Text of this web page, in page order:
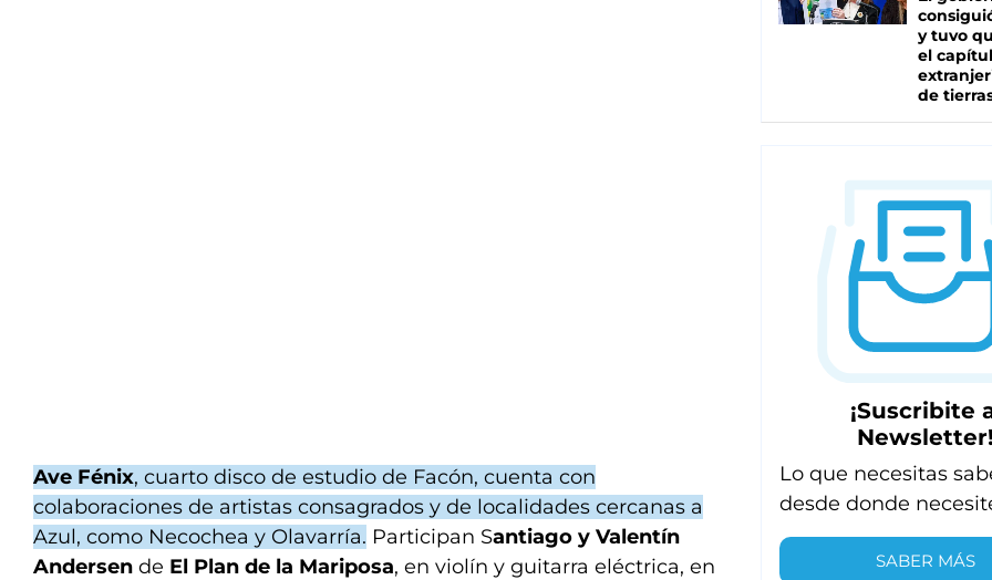
Ave Fénix, cuarto disco de estudio de Facón, cuenta con
colaboraciones de artistas consagrados y de localidades cercanas a
Azul, como Necochea y Olavarría. Participan Santiago y Valentín
Andersen de El Plan de la Mariposa, en violín y guitarra eléctrica, en
y tuvo
el
de
¡Suscribite
Lo que necesitas
desde donde
SABER MÁS